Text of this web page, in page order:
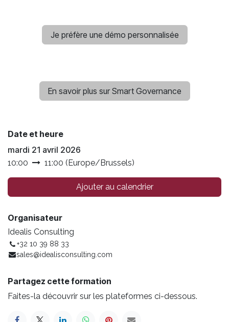
Je préfère une démo personnalisée
En savoir plus sur Smart Governance
Date et heure
mardi 21 avril 2026
10:00 11:00 (Europe/Brussels)
Ajouter au calendrier
Organisateur
Idealis Consulting
+32 10 39 88 33
sales@idealisconsulting.com
Partagez cette formation
Faites-la découvrir sur les plateformes ci-dessous.